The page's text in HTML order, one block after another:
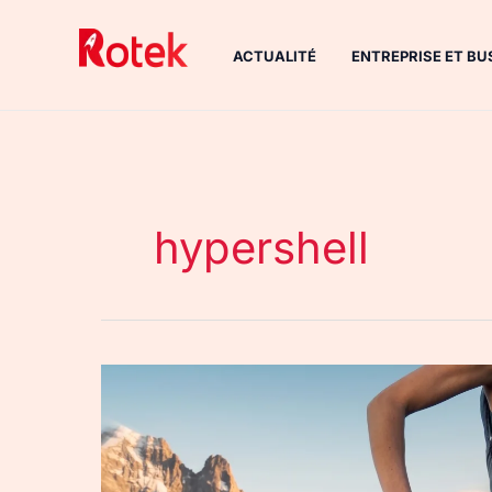
ACTUALITÉ ENTREPRISE ET
hypershell
Hypershell
X